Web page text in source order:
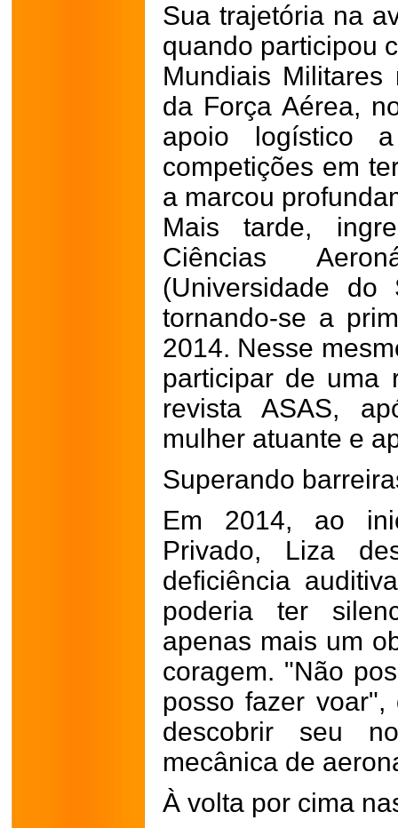
Sua trajetória na
quando participou
Mundiais Militares
da Força Aérea,
apoio logístico
competições em
a marcou
Mais tarde,
Ciências
(Universidade
tornando-se a
2014. Nesse
participar de uma
revista ASAS,
mulher atuante e
Superando
Em 2014, ao
Privado, Liza
deficiência
poderia ter
apenas mais um
coragem. "Não
posso fazer
descobrir seu
mecânica de
À volta por cima